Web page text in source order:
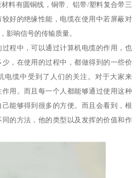
料有圆铜线，铜带、铝带/塑料复合带三
好的绝缘性能，电缆在使用中若屏蔽对
影响信号的传输质量。
程中，可以通过计算机电缆的作用，也
，在使用的过程中，都做得到的一些价
电缆中受到了人们的关注。对于大家来
用。而且每一个人都能够通过使用这种
能够得到很多的方便。而且会看到，根
的方法，他的类型以及发挥的价值和作